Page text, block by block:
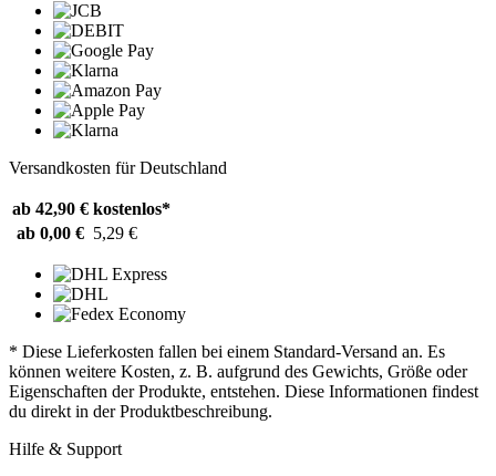
Versandkosten für Deutschland
ab 42,90 € kostenlos*
ab 0,00 € 5,29 €
* Diese Lieferkosten fallen bei einem Standard-Versand an. Es
können weitere Kosten, z. B. aufgrund des Gewichts, Größe oder
Eigenschaften der Produkte, entstehen. Diese Informationen findest
du direkt in der Produktbeschreibung.
Hilfe & Support